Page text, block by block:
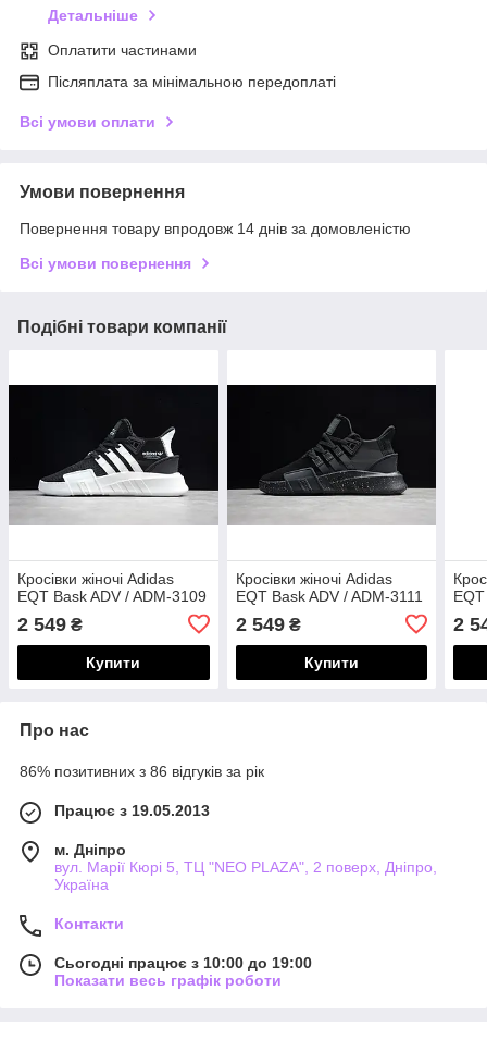
Детальніше
Оплатити частинами
Післяплата за мінімальною передоплаті
Всі умови оплати
Умови повернення
Повернення товару впродовж 14 днів за домовленістю
Всі умови повернення
Подібні товари компанії
Кросівки жіночі Adidas
EQT Bask ADV / ADM-3109
2 549 ₴
Купити
Кросівки жіночі Adidas
EQT Bask ADV / ADM-3111
2 549₴
Купити
2
Про нас
86% позитивних з 86 відгуків за рік
Працює з 19.05.2013
м. Дніпро
вул. Марії Кюрі 5, ТЦ "NEO PLAZA", 2 поверх, Дніпро,
Україна
Контакти
Сьогодні працює з 10:00 до 19:00
Показати весь графік роботи